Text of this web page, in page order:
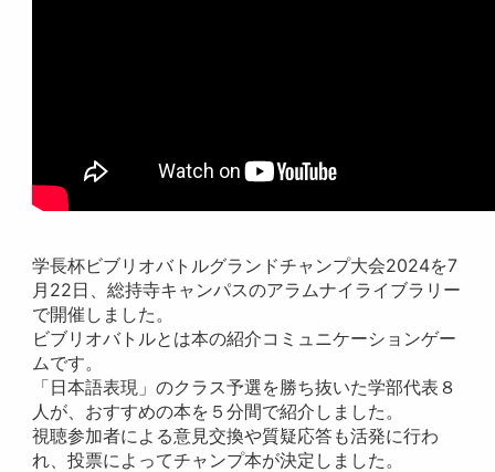
学長杯ビブリオバトルグランドチャンプ大会2024を7
月22日、総持寺キャンパスのアラムナイライブラリー
で開催しました。
ビブリオバトルとは本の紹介コミュニケーションゲー
ムです。
「日本語表現」のクラス予選を勝ち抜いた学部代表８
人が、おすすめの本を５分間で紹介しました。
視聴参加者による意見交換や質疑応答も活発に行わ
れ、投票によってチャンプ本が決定しました。